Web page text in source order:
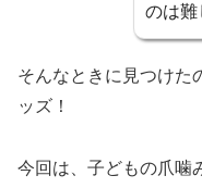
のは難
そんなときに見つけた
ッズ！
今回は、子どもの爪噛